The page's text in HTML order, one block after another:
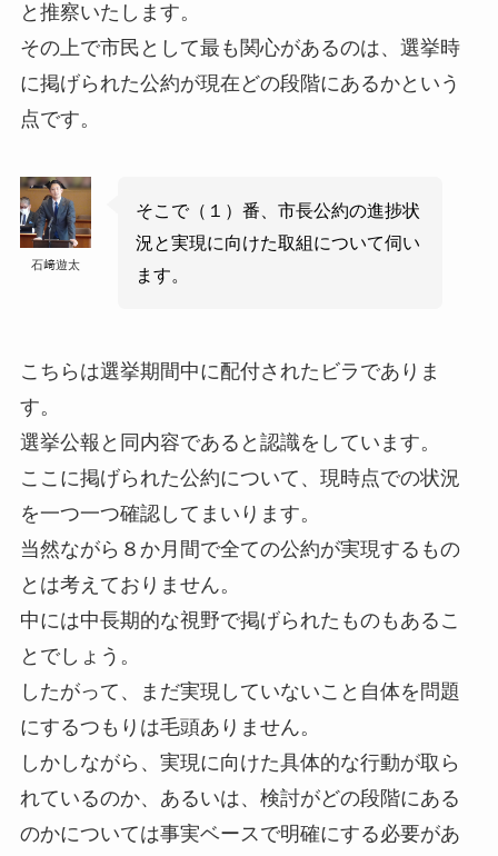
と推察いたします。
その上で市民として最も関心があるのは、選挙時
に掲げられた公約が現在どの段階にあるかという
点です。
石﨑遊太
そこで（１）番、市長公約の進捗状
況と実現に向けた取組について伺い
ます。
こちらは選挙期間中に配付されたビラでありま
す。
選挙公報と同内容であると認識をしています。
ここに掲げられた公約について、現時点での状況
を一つ一つ確認してまいります。
当然ながら８か月間で全ての公約が実現するもの
とは考えておりません。
中には中長期的な視野で掲げられたものもあるこ
とでしょう。
したがって、まだ実現していないこと自体を問題
にするつもりは毛頭ありません。
しかしながら、実現に向けた具体的な行動が取ら
れているのか、あるいは、検討がどの段階にある
のかについては事実ベースで明確にする必要があ